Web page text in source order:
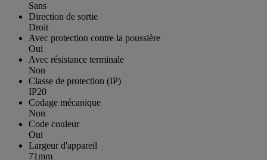
Sans
Direction de sortie
Droit
Avec protection contre la poussière
Oui
Avec résistance terminale
Non
Classe de protection (IP)
IP20
Codage mécanique
Non
Code couleur
Oui
Largeur d'appareil
71mm